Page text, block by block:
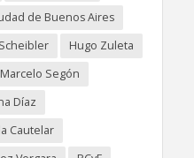
de Buenos Aires
Hugo Zuleta
Marcelo Segón
Díaz
Cautelar